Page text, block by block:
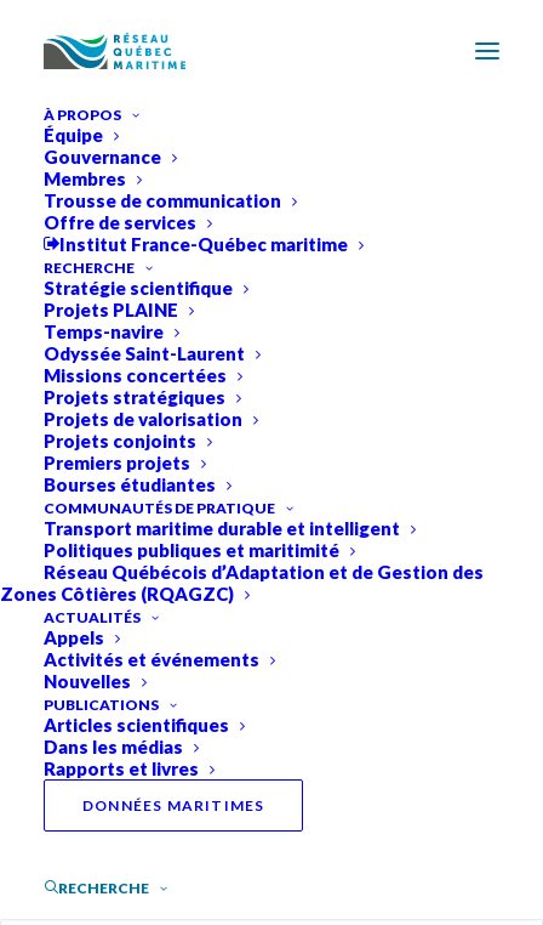
À PROPOS
Équipe
Gouvernance
Membres
Trousse de communication
Offre de services
Institut France-Québec maritime
RECHERCHE
Stratégie scientifique
Projets PLAINE
Temps-navire
Odyssée Saint-Laurent
Missions concertées
Projets stratégiques
Projets de valorisation
Projets conjoints
Premiers projets
Bourses étudiantes
COMMUNAUTÉS DE PRATIQUE
Transport maritime durable et intelligent
Politiques publiques et maritimité
Réseau Québécois d’Adaptation et de Gestion des
Zones Côtières (RQAGZC)
ACTUALITÉS
Appels
Activités et événements
Nouvelles
PUBLICATIONS
Articles scientifiques
Dans les médias
Rapports et livres
DONNÉES MARITIMES
RECHERCHE
Description
Lorem ipsum dolor sit amet, consectetur adipiscing elit.
Phasellus et aliquet magna, sit amet mollis lorem. Nullam
lacus neque, dapibus dictum nisl sit amet, rutrum tempor
nulla. Nulla faucibus, elit sed laoreet bibendum, lorem
felis consequat libero, et laoreet mauris velit eget ex.
auctor dui. Praesent magna justo, pharetra et velit in,